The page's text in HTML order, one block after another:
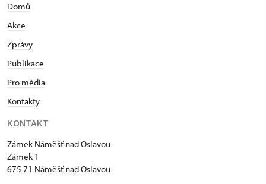
Domů
Akce
Zprávy
Publikace
Pro média
Kontakty
KONTAKT
Zámek Náměšť nad Oslavou
Zámek 1
675 71 Náměšť nad Oslavou